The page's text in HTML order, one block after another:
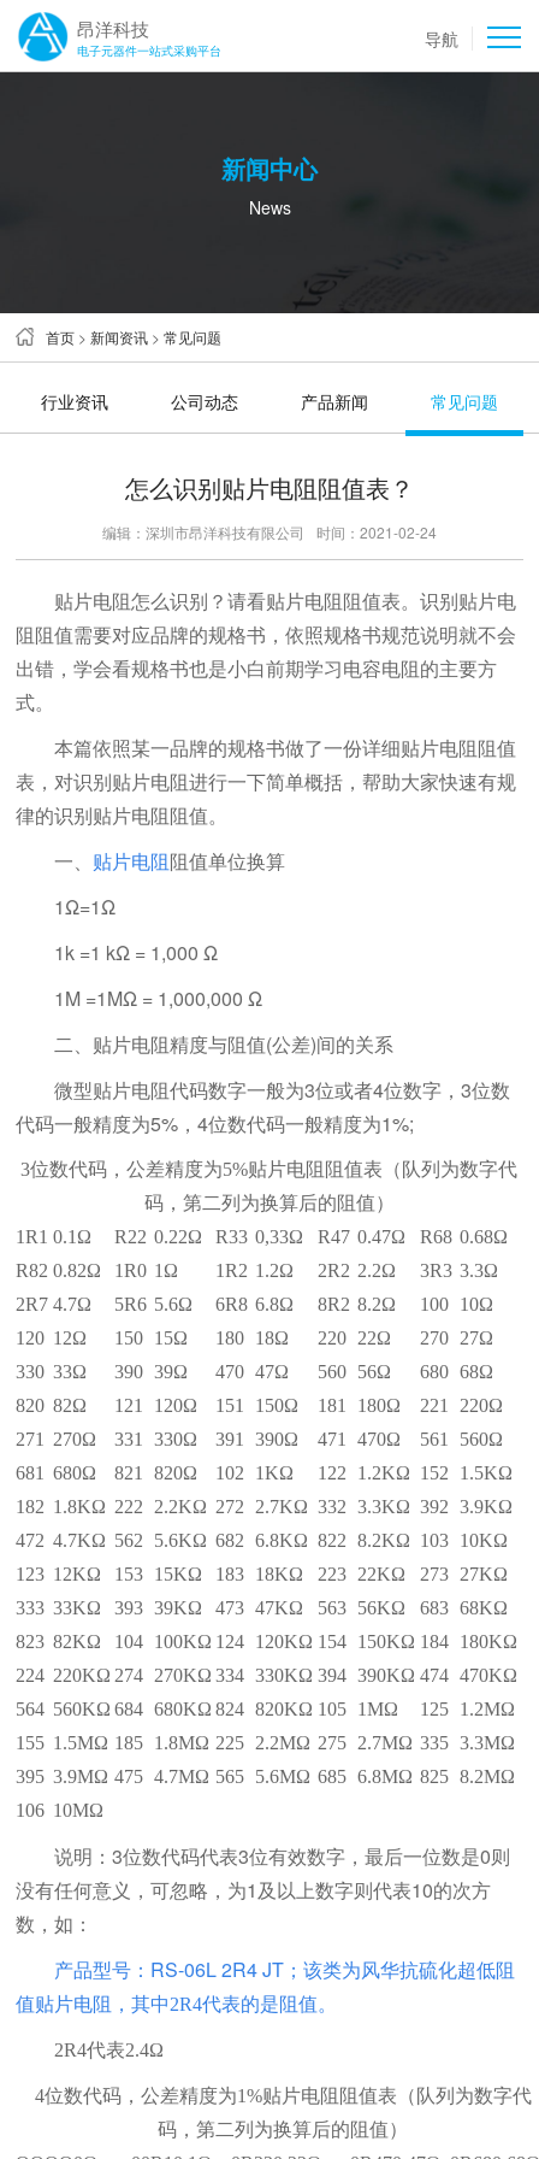
昂洋科技
电子元器件一站式采购平台 导航
新闻中心
News
首页 >新闻资讯 >常见问题
行业资讯 公司动态 产品新闻 常见问题
怎么识别贴片电阻阻值表？
编辑：深圳市昂洋科技有限公司 时间：2021-02-24
贴片电阻怎么识别？请看贴片电阻阻值表。识别贴片电
阻阻值需要对应品牌的规格书，依照规格书规范说明就不会
出错，学会看规格书也是小白前期学习电容电阻的主要方
式。
本篇依照某一品牌的规格书做了一份详细贴片电阻阻值
表，对识别贴片电阻进行一下简单概括，帮助大家快速有规
律的识别贴片电阻阻值。
一、 贴片电阻阻值单位换算
1Ω=1Ω
1k =1 kΩ = 1,000 Ω
1M =1MΩ = 1,000,000 Ω
二、贴片电阻精度与阻值(公差)间的关系
微型贴片电阻代码数字一般为3位或者4位数字，3位数
代码一般精度为5%，4位数代码一般精度为1%;
3位数代码，公差精度为5%贴片电阻阻值表（队列为数字代
码，第二列为换算后的阻值）
1R1 0.1Ω R22 0.22Ω R33 0,33Ω R47 0.47Ω R68 0.68Ω
R82 0.82Ω 1R0 1Ω 1R2 1.2Ω 2R2 2.2Ω 3R3 3.3Ω
2R7 4.7Ω 5R6 5.6Ω 6R8 6.8Ω 8R2 8.2Ω 100 10Ω
120 12Ω 150 15Ω 180 18Ω 220 22Ω 270 27Ω
330 33Ω 390 39Ω 470 47Ω 560 56Ω 680 68Ω
820 82Ω 121 120Ω 151 150Ω 181 180Ω 221
220Ω
271
270Ω 331 330Ω 391 390Ω 471 470Ω 561
560Ω
681
680Ω 821 820Ω 102 1KΩ 122 1.2KΩ 152
1.5KΩ
182 1.8KΩ 222 2.2KΩ 272 2.7KΩ 332 3.3KΩ 392
3.9KΩ
472 4.7KΩ 562 5.6KΩ 682 6.8KΩ 822 8.2KΩ 103 10KΩ
123 12KΩ 153 15KΩ 183 18KΩ 223 22KΩ 273 27KΩ
333 33KΩ 393 39KΩ 473 47KΩ 563 56KΩ 683 68KΩ
823 82KΩ 104 100KΩ 124 120KΩ 154 150KΩ 184 180KΩ
224 220KΩ 274 270KΩ 334 330KΩ 394 390KΩ 474 470KΩ
564 560KΩ 684 680KΩ 824 820KΩ 105 1MΩ 125 1.2MΩ
155 1.5MΩ 185 1.8MΩ 225 2.2MΩ 275 2.7MΩ 335 3.3MΩ
395 3.9MΩ 475 4.7MΩ 565 5.6MΩ 685 6.8MΩ 825 8.2MΩ
106 10MΩ
说明：3位数代码代表3位有效数字，最后一位数是0则
没有任何意义，可忽略，为1及以上数字则代表10的次方
数，如：
产品型号：RS-06L 2R4 JT；该类为风华抗硫化超低阻
值贴片电阻，其中2R4代表的是阻值。
2R4代表2.4Ω
4位数代码，公差精度为1%贴片电阻阻值表（队列为数字代
码，第二列为换算后的阻值）